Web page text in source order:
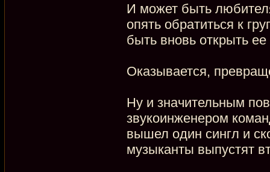
И может быть
опять обратиться к
быть вновь открыть
Оказывается,
Ну и значительным
звукоинженером
вышел один сингл и
музыканты выпустят